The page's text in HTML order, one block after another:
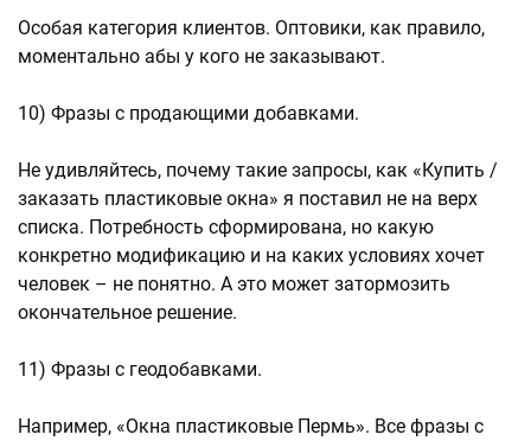
Особая категория клиентов. Оптовики, как правило,
моментально абы у кого не заказывают.
10) Фразы с продающими добавками.
Не удивляйтесь, почему такие запросы, как «Купить /
заказать пластиковые окна» я поставил не на верх
списка. Потребность сформирована, но какую
конкретно модификацию и на каких условиях хочет
человек – не понятно. А это может затормозить
окончательное решение.
11) Фразы с геодобавками.
Например, «Окна пластиковые Пермь». Все фразы с